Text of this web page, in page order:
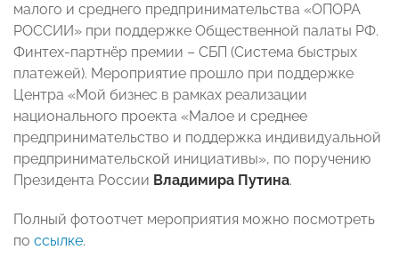
малого и среднего предпринимательства «ОПОРА
РОССИИ» при поддержке Общественной палаты РФ.
Финтех-партнёр премии – СБП (Система быстрых
платежей). Мероприятие прошло при поддержке
Центра «Мой бизнес в рамках реализации
национального проекта «Малое и среднее
предпринимательство и поддержка индивидуальной
предпринимательской инициативы», по поручению
Президента России Владимира Путина.
Полный фотоотчет мероприятия можно посмотреть
по ссылке.